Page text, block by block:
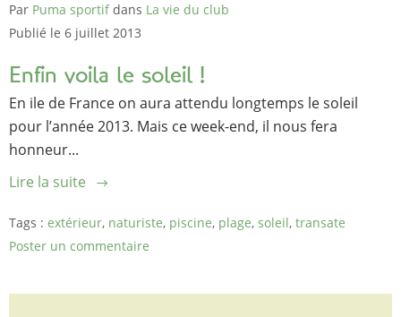
Par Puma sportif dans La vie du club
Publié le 6 juillet 2013
Enfin voila le soleil !
En ile de France on aura attendu longtemps le soleil
pour l’année 2013. Mais ce week-end, il nous fera
honneur...
Lire la suite
Tags : extérieur, naturiste, piscine, plage, soleil, transate
Poster un commentaire